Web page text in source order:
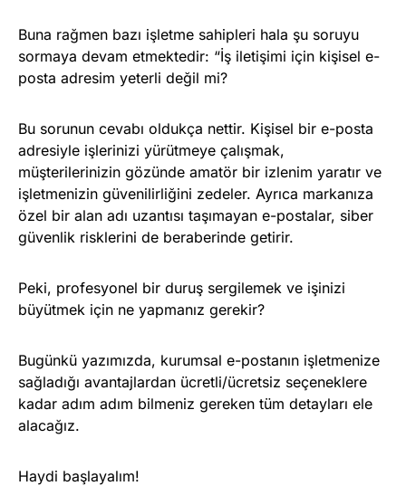
Buna rağmen bazı işletme sahipleri hala şu soruyu
sormaya devam etmektedir: “İş iletişimi için kişisel e-
posta adresim yeterli değil mi?
Bu sorunun cevabı oldukça nettir. Kişisel bir e-posta
adresiyle işlerinizi yürütmeye çalışmak,
müşterilerinizin gözünde amatör bir izlenim yaratır ve
işletmenizin güvenilirliğini zedeler. Ayrıca markanıza
özel bir alan adı uzantısı taşımayan e-postalar, siber
güvenlik risklerini de beraberinde getirir.
Peki, profesyonel bir duruş sergilemek ve işinizi
büyütmek için ne yapmanız gerekir?
Bugünkü yazımızda, kurumsal e-postanın işletmenize
sağladığı avantajlardan ücretli/ücretsiz seçeneklere
kadar adım adım bilmeniz gereken tüm detayları ele
alacağız.
Haydi başlayalım!